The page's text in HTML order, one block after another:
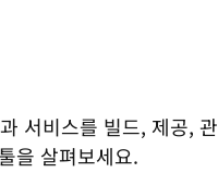
서비스를 빌드, 제공, 관
을 살펴보세요.